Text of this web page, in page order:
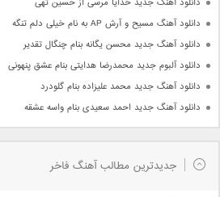
دانلود آهنگ مسیح و آرش AP به نام خیلی دلم تنگه
دانلود آهنگ جدید محسن یگانه بنام چنگال تقدیر
دانلود آلبوم جدید محمدرضا هدایتی بنام عشق پنهونی
دانلود آهنگ جدید محمد علیزاده بنام گلودرد
دانلود آهنگ جدید احمد سعیدی بنام واسه عشقه
جدیدترین مطالب آهنگ فاخر